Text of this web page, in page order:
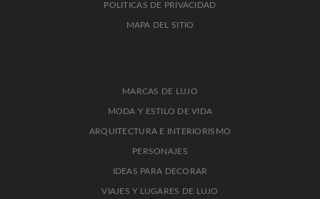
POLITICAS DE PRIVACIDAD
MAPA DEL SITIO
MARCAS DE LUJO
MODA Y ESTILO DE VIDA
ARQUITECTURA E INTERIORISMO
PERSONAJES
IDEAS PARA DECORAR
VIAJES Y LUGARES DE LUJO